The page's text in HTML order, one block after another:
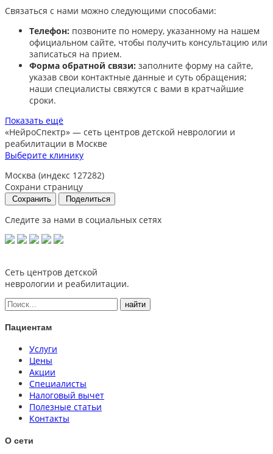
Связаться с нами можно следующими способами:​
Телефон: позвоните по номеру, указанному на нашем
официальном сайте, чтобы получить консультацию или
записаться на прием.​
Форма обратной связи: заполните форму на сайте,
указав свои контактные данные и суть обращения;
наши специалисты свяжутся с вами в кратчайшие
сроки.​
Показать ещё
«НейроСпектр» — сеть центров детской неврологии и
реабилитации в Москве
Выберите клинику
Москва (индекс 127282)
Сохрани страницу
Сохранить Поделиться
Следите за нами в социальных сетях
Сеть центров детской
неврологии и реабилитации.
Пациентам
Услуги
Цены
Акции
Специалисты
Налоговый вычет
Полезные статьи
Контакты
О сети